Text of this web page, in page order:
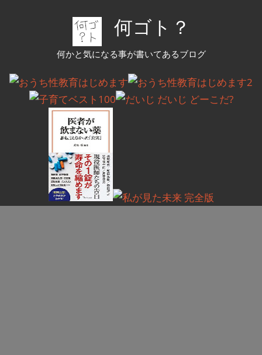
ツ
何ゴト？
何かと気になる事が書いてあるブログ